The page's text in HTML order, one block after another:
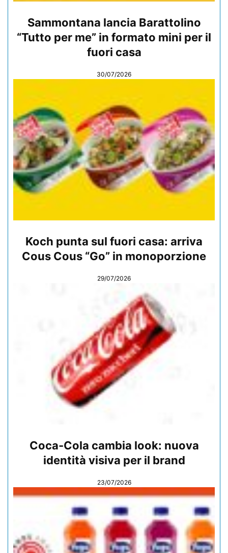
Sammontana lancia Barattolino
“Tutto per me” in formato mini per il
fuori casa
30/07/2026
Koch punta sul fuori casa: arriva
Cous Cous “Go” in monoporzione
29/07/2026
Coca-Cola cambia look: nuova
identità visiva per il brand
23/07/2026